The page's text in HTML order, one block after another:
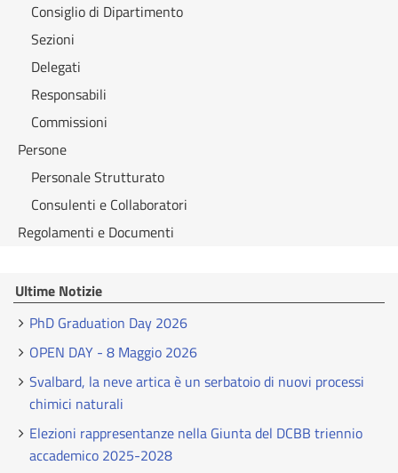
Consiglio di Dipartimento
Sezioni
Delegati
Responsabili
Commissioni
Persone
Personale Strutturato
Consulenti e Collaboratori
Regolamenti e Documenti
Ultime Notizie
PhD Graduation Day 2026
OPEN DAY - 8 Maggio 2026
Svalbard, la neve artica è un serbatoio di nuovi processi
chimici naturali
Elezioni rappresentanze nella Giunta del DCBB triennio
accademico 2025-2028